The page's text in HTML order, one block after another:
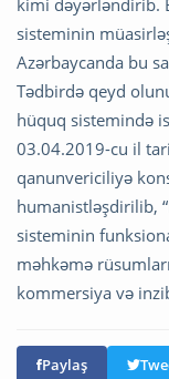
kimi dəyərləndirib.
sisteminin
Azərbaycanda bu
Tədbirdə qeyd
hüquq sistemində
03.04.2019-cu il
qanunvericiliyə
humanistləşdirilib,
sisteminin
məhkəmə
kommersiya və
Paylaş